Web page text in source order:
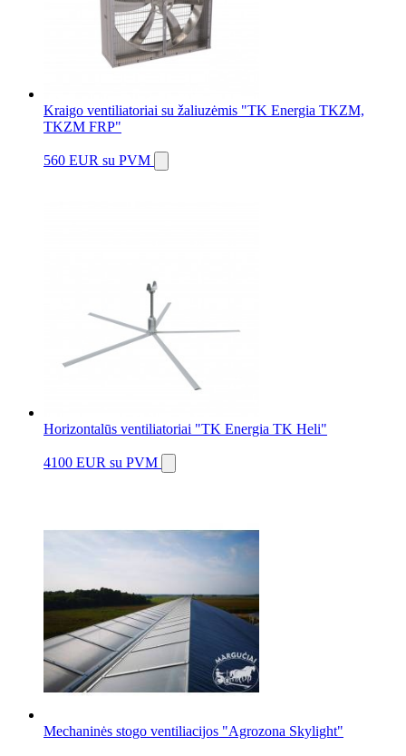
Kraigo ventiliatoriai su žaliuzėmis "TK Energia TKZM,
TKZM FRP"
560 EUR su PVM
Horizontalūs ventiliatoriai "TK Energia TK Heli"
4100 EUR su PVM
Mechaninės stogo ventiliacijos "Agrozona Skylight"